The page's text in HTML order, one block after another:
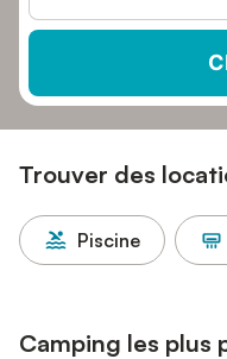
Trouver des
Piscine
Camping les plus